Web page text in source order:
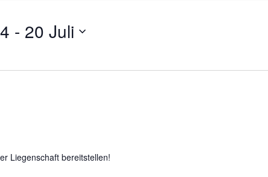
- 20 Juli
Liegenschaft bereitstellen!